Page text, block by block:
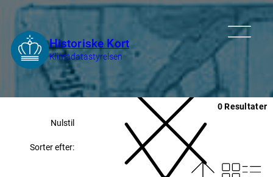
0 Resultater
Nulstil
Sorter efter: